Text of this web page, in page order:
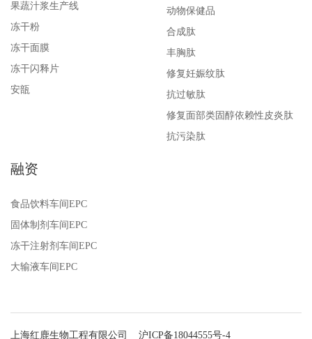
果蔬汁浆生产线
冻干粉
冻干面膜
冻干闪释片
安瓿
动物保健品
合成肽
丰胸肽
修复妊娠纹肽
抗过敏肽
修复面部类固醇依赖性皮炎肽
抗污染肽
融资
食品饮料车间EPC
固体制剂车间EPC
冻干注射剂车间EPC
大输液车间EPC
上海红鹿生物工程有限公司 沪ICP备18044555号-4